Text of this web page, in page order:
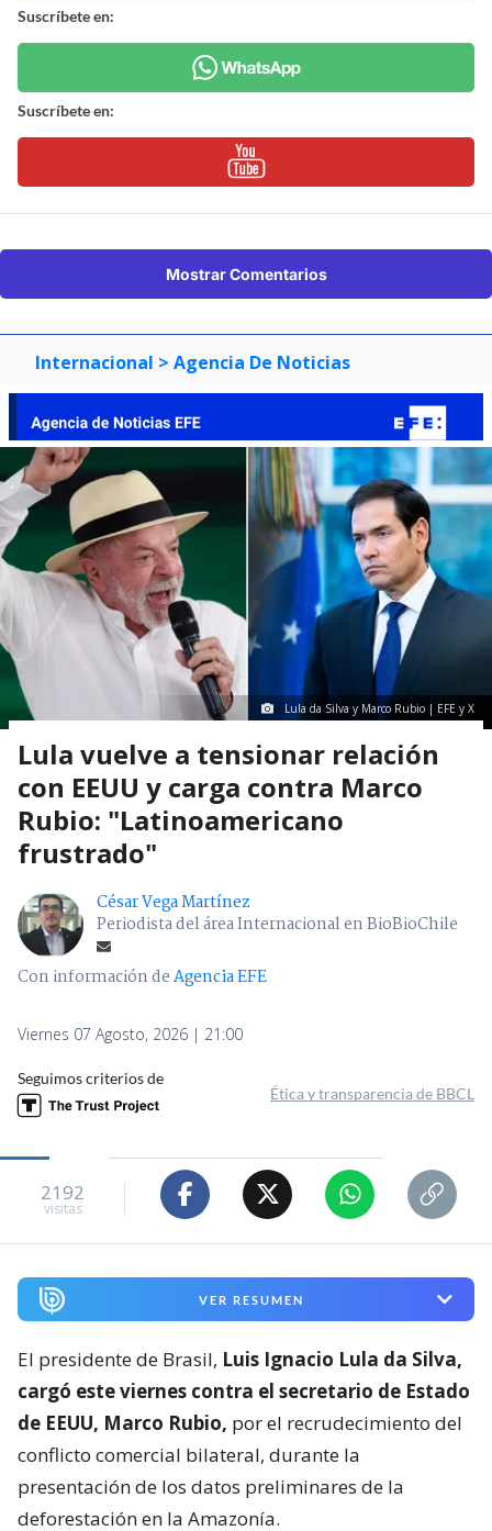
Suscríbete en:
Suscríbete en:
Mostrar Comentarios
Internacional > Agencia De Noticias
Lula da Silva y Marco Rubio | EFE y X
Lula vuelve a tensionar relación
con EEUU y carga contra Marco
Rubio: "Latinoamericano
frustrado"
César Vega Martínez
Periodista del área Internacional en BioBioChile
Con información deAgencia EFE
Viernes 07 Agosto, 2026 | 21:00
Seguimos criterios de
Ética y transparencia de BBCL
2192
visitas
VER RESUMEN
El presidente de Brasil, Luis Ignacio Lula da Silva,
cargó este viernes contra el secretario de Estado
de EEUU, Marco Rubio, por el recrudecimiento del
conflicto comercial bilateral, durante la
presentación de los datos preliminares de la
deforestación en la Amazonía.